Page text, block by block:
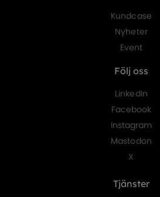
Kundcase
Nyheter
Event
Följ oss
LinkedIn
Facebook
Instagram
Mastodon
X
Tjänster